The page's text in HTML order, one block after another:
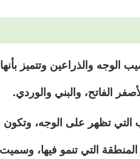
الوجه والذراعين وتتميز
الفاتح، والبني والوردي.
التي تظهر على الوجه،
التي تنمو فيها،